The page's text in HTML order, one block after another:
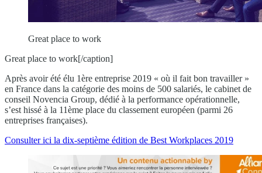
Great place to work
Great place to work[/caption]
Après avoir été élu 1ère entreprise 2019 « où il fait bon travailler »
en France dans la catégorie des moins de 500 salariés, le cabinet de
conseil Novencia Group, dédié à la performance opérationnelle,
s’est hissé à la 11ème place du classement européen (parmi 26
entreprises françaises).
Consulter ici la dix-septième édition de Best Workplaces 2019